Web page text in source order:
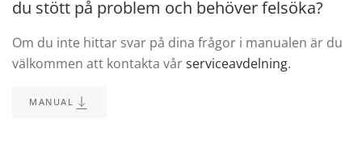
du stött på problem och behöver felsöka?
Om du inte hittar svar på dina frågor i manualen är du
välkommen att kontakta vårserviceavdelning.
MANUAL